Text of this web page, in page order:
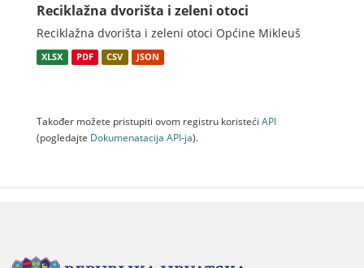
Reciklažna dvorišta i zeleni otoci
Reciklažna dvorišta i zeleni otoci Općine Mikleuš
XLSX PDF CSV JSON
Također možete pristupiti ovom registru koristeći API
(pogledajte Dokumenаtаcijа API-jа).